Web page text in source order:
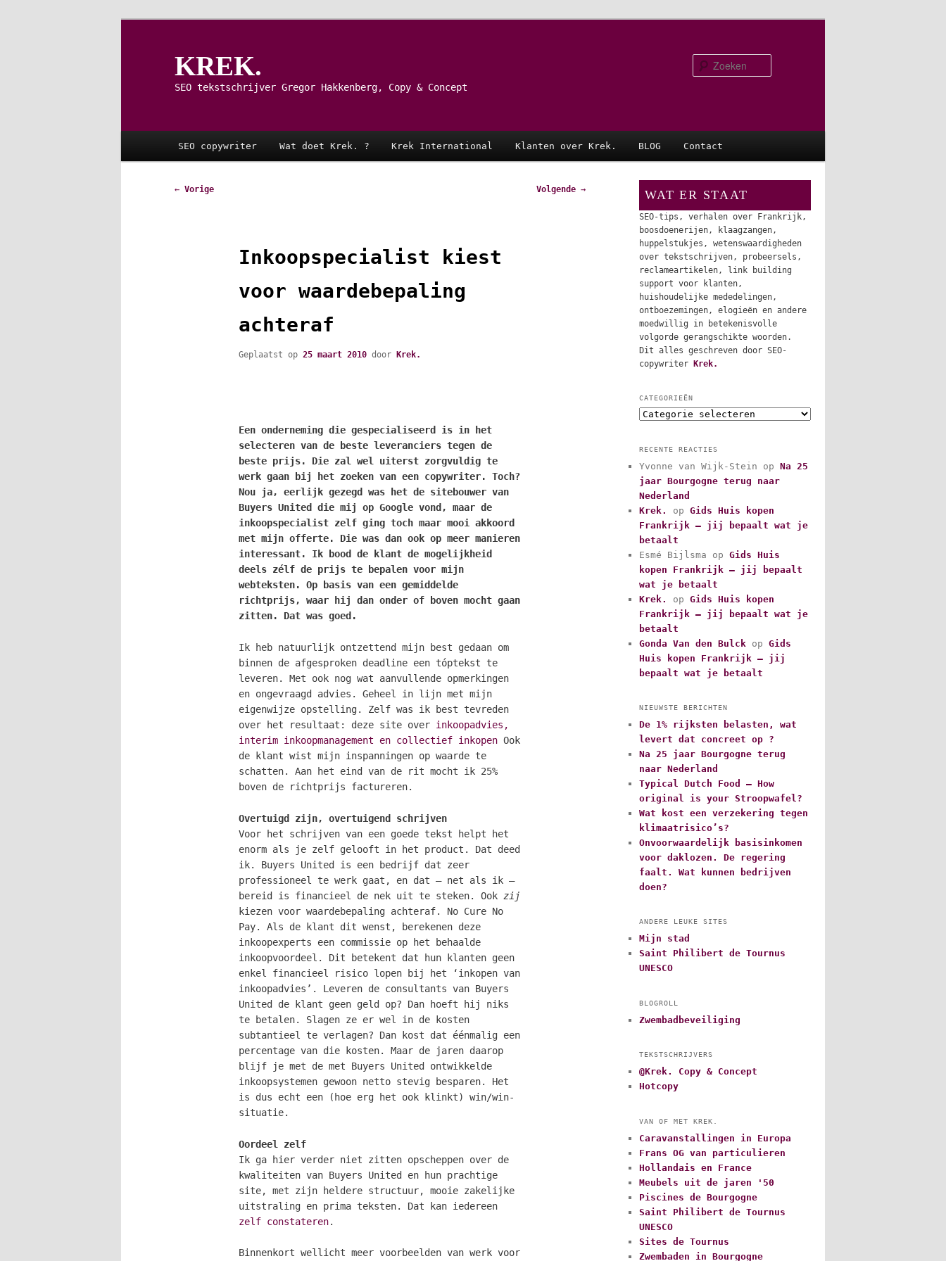
KREK.
SEO tekstschrijver Gregor Hakkenberg, Copy & Concept
SEO copywriter Wat doet Krek. ? Krek International Klanten over Krek. BLOG Contact
Bericht
← Vorige Volgende →
Inkoopspecialist kiest
voor waardebepaling
achteraf
Geplaatst op 25 maart 2010 door Krek.
Een onderneming die gespecialiseerd is in het
selecteren van de beste leveranciers tegen de
beste prijs. Die zal wel uiterst zorgvuldig te
werk gaan bij het zoeken van een copywriter. Toch?
Nou ja, eerlijk gezegd was het de sitebouwer van
Buyers United die mij op Google vond, maar de
inkoopspecialist zelf ging toch maar mooi akkoord
met mijn offerte. Die was dan ook op meer manieren
interessant. Ik bood de klant de mogelijkheid
deels zélf de prijs te bepalen voor mijn
webteksten. Op basis van een gemiddelde
richtprijs, waar hij dan onder of boven mocht gaan
zitten. Dat was goed.
Ik heb natuurlijk ontzettend mijn best gedaan om
binnen de afgesproken deadline een tóptekst te
leveren. Met ook nog wat aanvullende opmerkingen
en ongevraagd advies. Geheel in lijn met mijn
eigenwijze opstelling. Zelf was ik best tevreden
over het resultaat: deze site over inkoopadvies,
interim inkoopmanagement en collectief inkopenOok
de klant wist mijn inspanningen op waarde te
schatten. Aan het eind van de rit mocht ik 25%
boven de richtprijs factureren.
Overtuigd zijn, overtuigend schrijven
Voor het schrijven van een goede tekst helpt het
enorm als je zelf gelooft in het product. Dat deed
ik. Buyers United is een bedrijf dat zeer
professioneel te werk gaat, en dat – net als ik –
bereid is financieel de nek uit te steken. Ook zij
kiezen voor waardebepaling achteraf. No Cure No
Pay. Als de klant dit wenst, berekenen deze
inkoopexperts een commissie op het behaalde
inkoopvoordeel. Dit betekent dat hun klanten geen
enkel financieel risico lopen bij het ‘inkopen van
inkoopadvies’. Leveren de consultants van Buyers
United de klant geen geld op? Dan hoeft hij niks
te betalen. Slagen ze er wel in de kosten
subtantieel te verlagen? Dan kost dat éénmalig een
percentage van die kosten. Maar de jaren daarop
blijf je met de met Buyers United ontwikkelde
inkoopsystemen gewoon netto stevig besparen. Het
is dus echt een (hoe erg het ook klinkt) win/win-
situatie.
Oordeel zelf
Ik ga hier verder niet zitten opscheppen over de
kwaliteiten van Buyers United en hun prachtige
site, met zijn heldere structuur, mooie zakelijke
uitstraling en prima teksten. Dat kan iedereen
zelf constateren.
Binnenkort wellicht meer voorbeelden van werk voor
WAT ER STAAT
SEO-tips, verhalen over Frankrijk,
boosdoenerijen, klaagzangen,
huppelstukjes, wetenswaardigheden
over tekstschrijven, probeersels,
reclameartikelen, link building
support voor klanten,
huishoudelijke mededelingen,
ontboezemingen, elogieën en andere
moedwillig in betekenisvolle
volgorde gerangschikte woorden.
Dit alles geschreven door SEO-
copywriter Krek.
CATEGORIEËN
C
e
g
o
r
i
e
ë
RECENTE REACTIES
Yvonne van Wijk-Stein op Na 25
jaar Bourgogne terug naar
Nederland
Krek.
op Gids Huis kopen
Frankrijk – jij bepaalt wat je
betaalt
Esmé Bijlsma op Gids Huis
kopen Frankrijk – jij bepaalt
wat je betaalt
Krek.
op Gids Huis kopen
Frankrijk – jij bepaalt wat je
betaalt
Gonda Van den Bulck op Gids
Huis kopen Frankrijk – jij
bepaalt wat je betaalt
NIEUWSTE BERICHTEN
De 1% rijksten belasten, wat
levert dat concreet op ?
Na 25 jaar Bourgogne terug
naar Nederland
Typical Dutch Food – How
original is your Stroopwafel?
Wat kost een verzekering tegen
klimaatrisico’s?
Onvoorwaardelijk basisinkomen
voor daklozen. De regering
faalt. Wat kunnen bedrijven
doen?
ANDERE LEUKE SITES
Mijn stad
Saint Philibert de Tournus
UNESCO
BLOGROLL
Zwembadbeveiliging
TEKSTSCHRIJVERS
@Krek. Copy & Concept
Hotcopy
VAN OF MET KREK.
Caravanstallingen in Europa
Frans OG van particulieren
Hollandais en France
Meubels uit de jaren '50
Piscines de Bourgogne
Saint Philibert de Tournus
UNESCO
Sites de Tournus
Zwembaden in Bourgogne